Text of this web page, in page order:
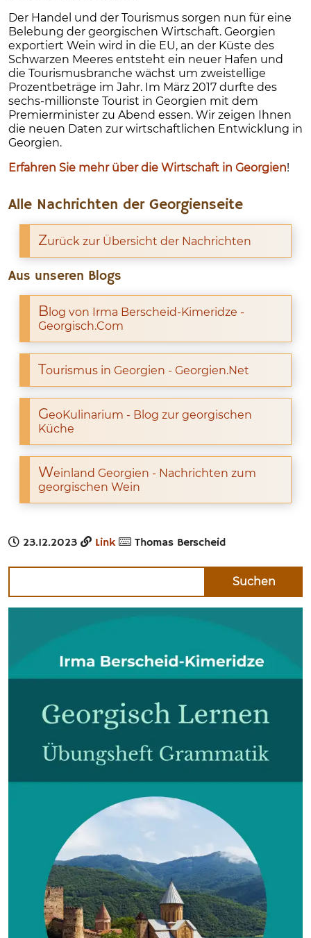
Der Handel und der Tourismus sorgen nun für eine
Belebung der georgischen Wirtschaft. Georgien
exportiert Wein wird in die EU, an der Küste des
Schwarzen Meeres entsteht ein neuer Hafen und
die Tourismusbranche wächst um zweistellige
Prozentbeträge im Jahr. Im März 2017 durfte des
sechs-millionste Tourist in Georgien mit dem
Premierminister zu Abend essen. Wir zeigen Ihnen
die neuen Daten zur wirtschaftlichen Entwicklung in
Georgien.
Erfahren Sie mehr über die Wirtschaft in Georgien!
Alle Nachrichten der Georgienseite
Zurück zur Übersicht der Nachrichten
Aus unseren Blogs
B log von Irma Berscheid-Kimeridze -
Georgisch.Com
Tourismus in Georgien - Georgien.Net
GeoKulinarium - Blog zur georgischen
Küche
Weinland Georgien - Nachrichten zum
georgischen Wein
23.12.2023 Link Thomas Berscheid